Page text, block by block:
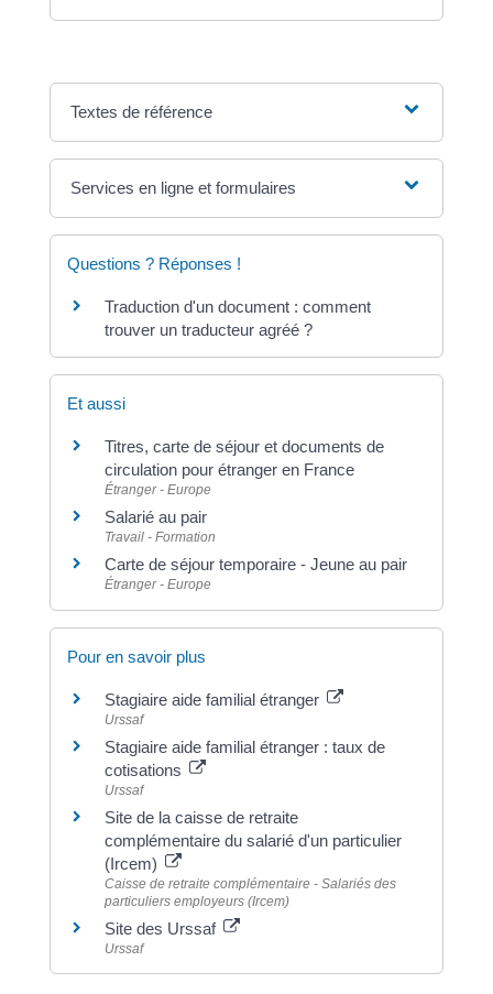
Textes de référence
Services en ligne et formulaires
Questions ? Réponses !
Traduction d'un document : comment
trouver un traducteur agréé ?
Et aussi
Titres, carte de séjour et documents de
circulation pour étranger en France
Étranger - Europe
Salarié au pair
Travail - Formation
Carte de séjour temporaire - Jeune au pair
Étranger - Europe
Pour en savoir plus
Stagiaire aide familial étranger
Urssaf
Stagiaire aide familial étranger : taux de
cotisations
Urssaf
Site de la caisse de retraite
complémentaire du salarié d'un particulier
(Ircem)
Caisse de retraite complémentaire - Salariés des
particuliers employeurs (Ircem)
Site des Urssaf
Urssaf